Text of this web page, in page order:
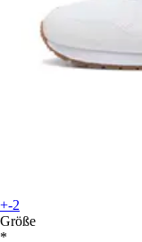
+-2
Größe
*